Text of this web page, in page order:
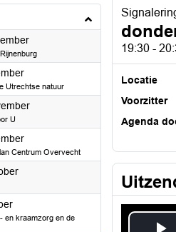
2025
2025
Utrechtse natuur
2025
U
2025
Centrum Overvecht
2025
2025
en kraamzorg en de
19:30 -
Locatie
Voorzitter
Agenda